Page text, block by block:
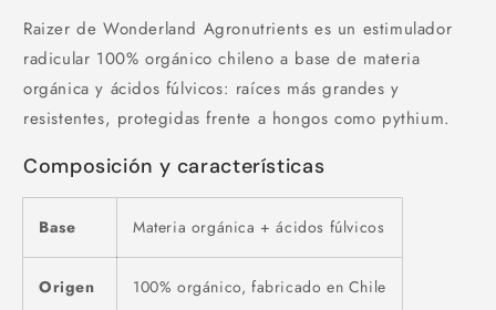
Raizer de Wonderland Agronutrients es un estimulador
radicular 100% orgánico chileno a base de materia
orgánica y ácidos fúlvicos: raíces más grandes y
resistentes, protegidas frente a hongos como pythium.
Composición y características
Base Materia orgánica + ácidos fúlvicos
Origen 100% orgánico, fabricado en Chile